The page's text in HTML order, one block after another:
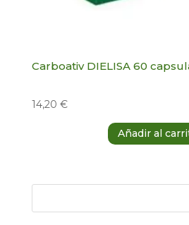
Salud
Carboativ DIELISA 60
14,20 €
Añadir al